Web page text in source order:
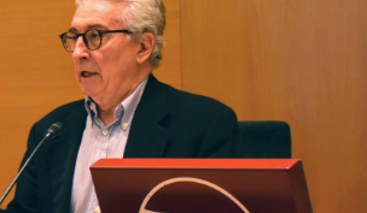
Organitzacions
Coneix més